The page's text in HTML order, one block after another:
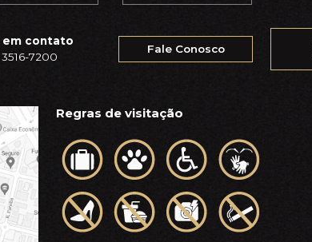
em contato
3516-7200
Fale Conosco
Regras de visitação